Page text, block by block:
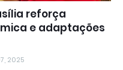
reforça
e adaptações
2025